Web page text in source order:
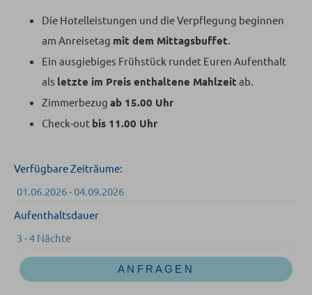
Die Hotelleistungen und die Verpflegung beginnen
am Anreisetag mit dem Mittagsbuffet.
Ein ausgiebiges Frühstück rundet Euren Aufenthalt
als letzte im Preis enthaltene Mahlzeit ab.
Zimmerbezug ab 15.00 Uhr
Check-out bis 11.00 Uhr
Verfügbare Zeiträume:
01.06.2026 - 04.09.2026
Aufenthaltsdauer
3 - 4 Nächte
ANFRAGEN